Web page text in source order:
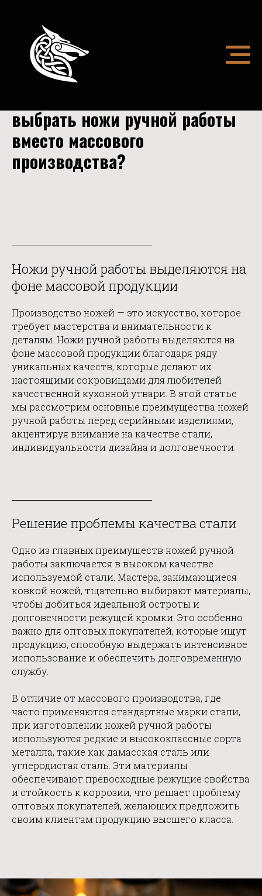
выбрать ножи ручной работы
вместо массового
производства?
Ножи ручной работы выделяются на
фоне массовой продукции
Производство ножей — это искусство, которое
требует мастерства и внимательности к
деталям. Ножи ручной работы выделяются на
фоне массовой продукции благодаря ряду
уникальных качеств, которые делают их
настоящими сокровищами для любителей
качественной кухонной утвари. В этой статье
мы рассмотрим основные преимущества ножей
ручной работы перед серийными изделиями,
акцентируя внимание на качестве стали,
индивидуальности дизайна и долговечности.
Решение проблемы качества стали
Одно из главных преимуществ ножей ручной
работы заключается в высоком качестве
используемой стали. Мастера, занимающиеся
ковкой ножей, тщательно выбирают материалы,
чтобы добиться идеальной остроты и
долговечности режущей кромки. Это особенно
важно для оптовых покупателей, которые ищут
продукцию, способную выдержать интенсивное
использование и обеспечить долговременную
службу.
В отличие от массового производства, где
часто применяются стандартные марки стали,
при изготовлении ножей ручной работы
используются редкие и высококлассные сорта
металла, такие как дамасская сталь или
углеродистая сталь. Эти материалы
обеспечивают превосходные режущие свойства
и стойкость к коррозии, что решает проблему
оптовых покупателей, желающих предложить
своим клиентам продукцию высшего класса.